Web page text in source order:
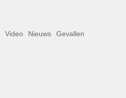
Video Nieuws
Gevallen